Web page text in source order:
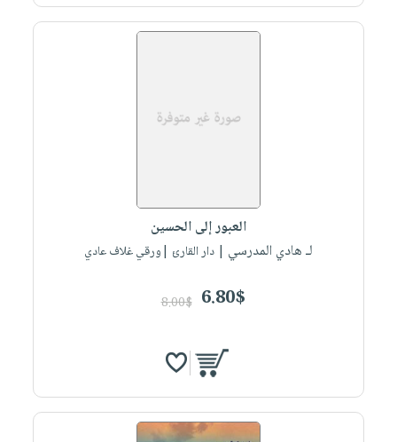
العبور إلى الحسين
لـ هادي المدرسي | دار القارئ |ورقي غلاف عادي
6.80$
8.00$